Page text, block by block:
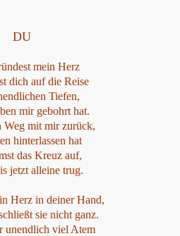
DU
mein Herz
dich auf die Reise
Tiefen,
mir gebohrt hat.
Weg mit mir zurück,
hinterlassen hat
das Kreuz auf,
jetzt alleine trug.
Herz in deiner Hand,
sie nicht ganz.
unendlich viel Atem